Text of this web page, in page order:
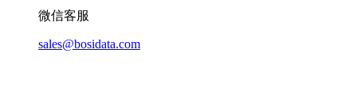
微信客服
sales@bosidata.com